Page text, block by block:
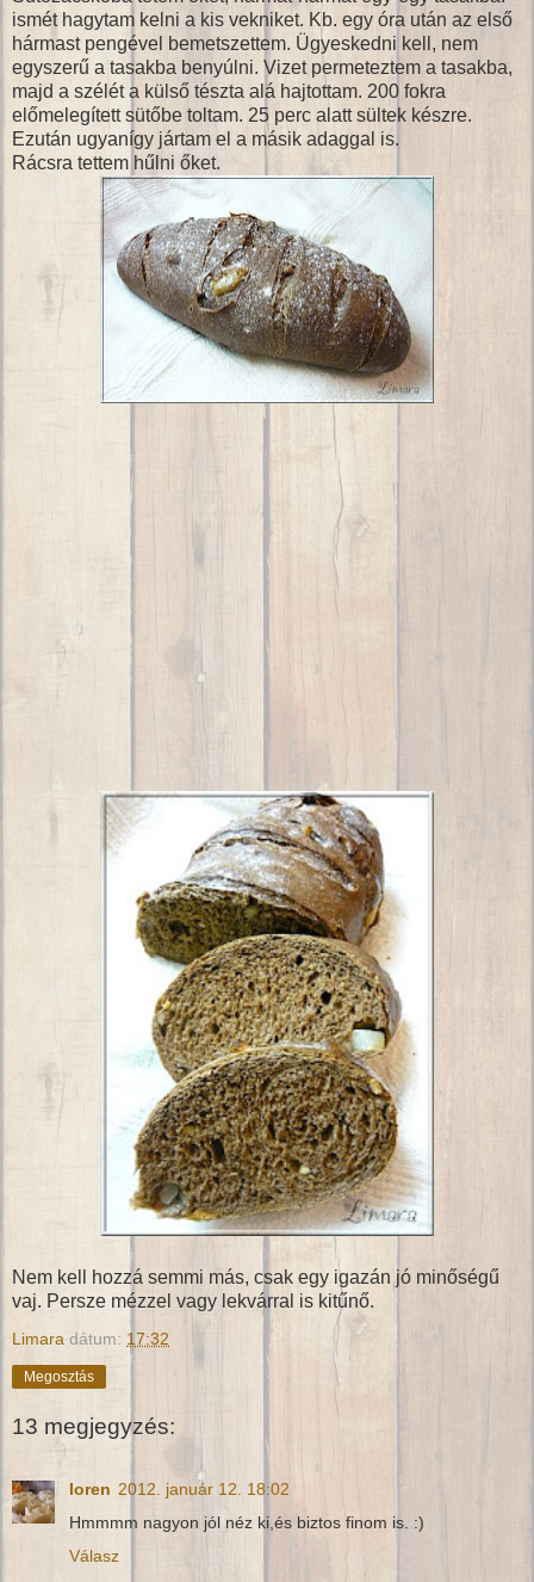
ismét hagytam kelni a kis vekniket. Kb. egy óra után az első
hármast pengével bemetszettem. Ügyeskedni kell, nem
egyszerű a tasakba benyúlni. Vizet permeteztem a tasakba,
majd a szélét a külső tészta alá hajtottam. 200 fokra
előmelegített sütőbe toltam. 25 perc alatt sültek készre.
Ezután ugyanígy jártam el a másik adaggal is.
Rácsra tettem hűlni őket.
Nem kell hozzá semmi más, csak egy igazán jó minőségű
vaj. Persze mézzel vagy lekvárral is kitűnő.
Limara dátum: 17:32
Megosztás
13 megjegyzés:
loren 2012. január 12. 18:02
Hmmmm nagyon jól néz ki,és biztos finom is. :)
Válasz